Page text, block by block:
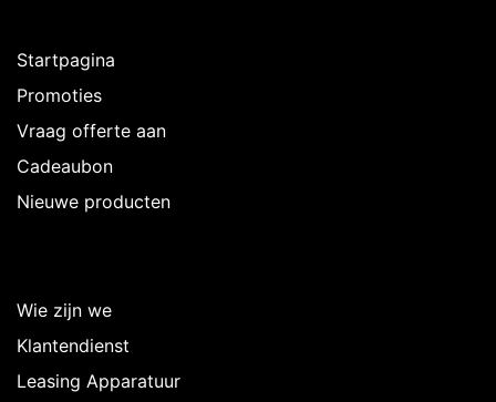
Startpagina
Promoties
Vraag offerte aan
Cadeaubon
Nieuwe producten
Wie zijn we
Klantendienst
Leasing Apparatuur